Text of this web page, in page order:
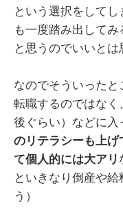
という選択をして
も一度踏み出して
と思うのでいいとは
なのでそういった
転職するのではな
後ぐらい）などに入
のリテラシーも上
て個人的には大アリ
といきなり倒産や
う）